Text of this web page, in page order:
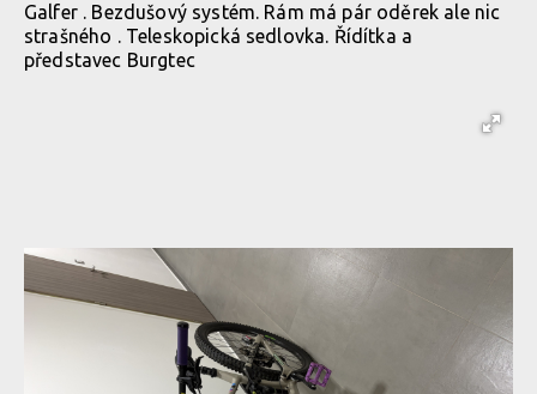
Galfer . Bezdušový systém. Rám má pár oděrek ale nic
strašného . Teleskopická sedlovka. Řídítka a
představec Burgtec